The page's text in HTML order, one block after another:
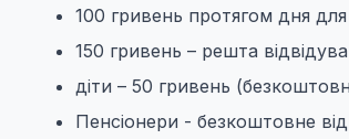
100 гривень протягом дня для
150 гривень – решта
діти – 50 гривень
Пенсіонери - безкоштовне